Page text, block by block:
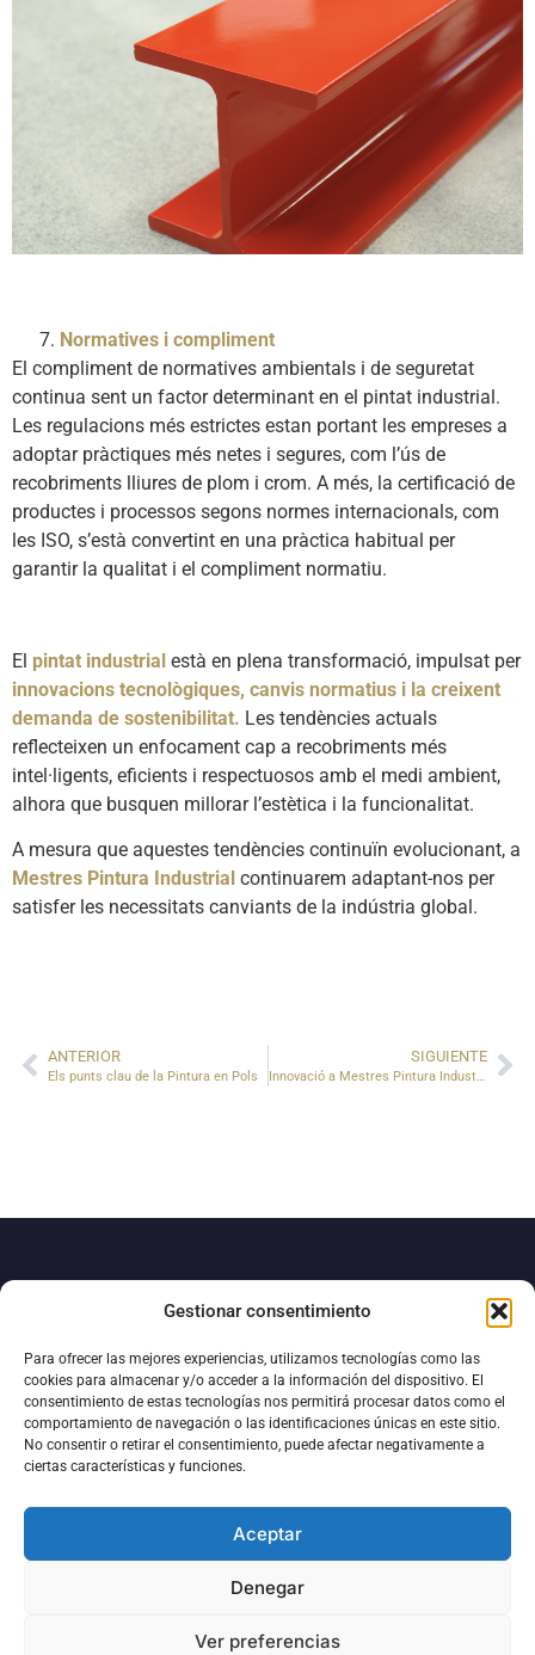
Gestionar consentimiento
Para ofrecer las mejores experiencias, utilizamos tecnologías como las
cookies para almacenar y/o acceder a la información del dispositivo. El
consentimiento de estas tecnologías nos permitirá procesar datos como el
comportamiento de navegación o las identificaciones únicas en este sitio.
No consentir o retirar el consentimiento, puede afectar negativamente a
ciertas características y funciones.
Aceptar
Denegar
Ver preferencias
Normatives i compliment
El compliment de normatives ambientals i de seguretat
continua sent un factor determinant en el pintat industrial.
Les regulacions més estrictes estan portant les empreses a
adoptar pràctiques més netes i segures, com l’ús de
recobriments lliures de plom i crom. A més, la certificació de
productes i processos segons normes internacionals, com
les ISO, s’està convertint en una pràctica habitual per
garantir la qualitat i el compliment normatiu.
El pintat industrial està en plena transformació, impulsat per
innovacions tecnològiques, canvis normatius i la creixent
demanda de sostenibilitat. Les tendències actuals
reflecteixen un enfocament cap a recobriments més
intel·ligents, eficients i respectuosos amb el medi ambient,
alhora que busquen millorar l’estètica i la funcionalitat.
A mesura que aquestes tendències continuïn evolucionant, a
Mestres Pintura Industrial continuarem adaptant-nos per
satisfer les necessitats canviants de la indústria global.
ANTERIOR
Els punts clau de la Pintura en Pols
SIGUIENTE
Innovació a Mestres Pintura Industrial: Implementem el primer sistema IPS a Espanya
Collbaix, s/n Polígon Industrial Sant Isidre II 08272 Sant Fruitós
de Bages Barcelona - SPAIN